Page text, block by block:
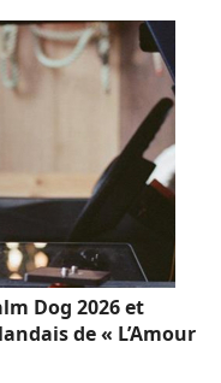
Dog 2026 et
de « L’Amour